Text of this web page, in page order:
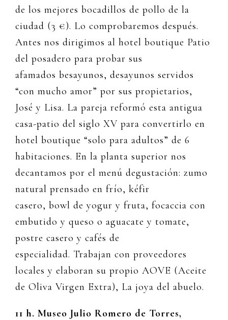
de los mejores bocadillos de pollo de la
ciudad (3 €). Lo comprobaremos después.
Antes nos dirigimos al hotel boutique Patio
del posadero para probar sus
afamados besayunos, desayunos servidos
“con mucho amor” por sus propietarios,
José y Lisa. La pareja reformó esta antigua
casa-patio del siglo XV para convertirlo en
hotel boutique “solo para adultos” de 6
habitaciones. En la planta superior nos
decantamos por el menú degustación: zumo
natural prensado en frío, kéfir
casero, bowl de yogur y fruta, focaccia con
embutido y queso o aguacate y tomate,
postre casero y cafés de
especialidad. Trabajan con proveedores
locales y elaboran su propio AOVE (Aceite
de Oliva Virgen Extra), La joya del abuelo.
11 h. Museo Julio Romero de Torres,